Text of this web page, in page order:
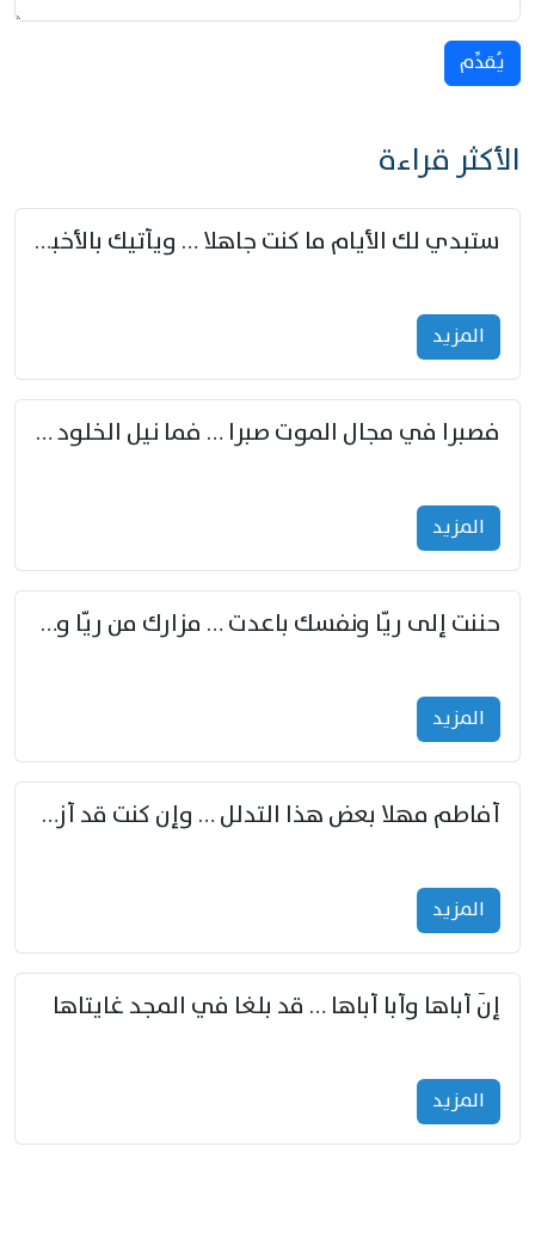
يُقدِّم
الأكثر قراءة
ستبدي لك الأيام ما كنت جاهلا … ويأتيك بالأخبار من لم تزوّد
المزید
فصبرا في مجال الموت صبرا … فما نيل الخلود بمستطاع
المزید
حننت إلى ريّا ونفسك باعدت … مزارك من ريّا وشعباكما معا
المزید
أفاطم مهلا بعض هذا التدلل … وإن كنت قد أزمعت صرمي فأجملي
المزید
إنّ أباها وأبا أباها … قد بلغا في المجد غايتاها
المزید